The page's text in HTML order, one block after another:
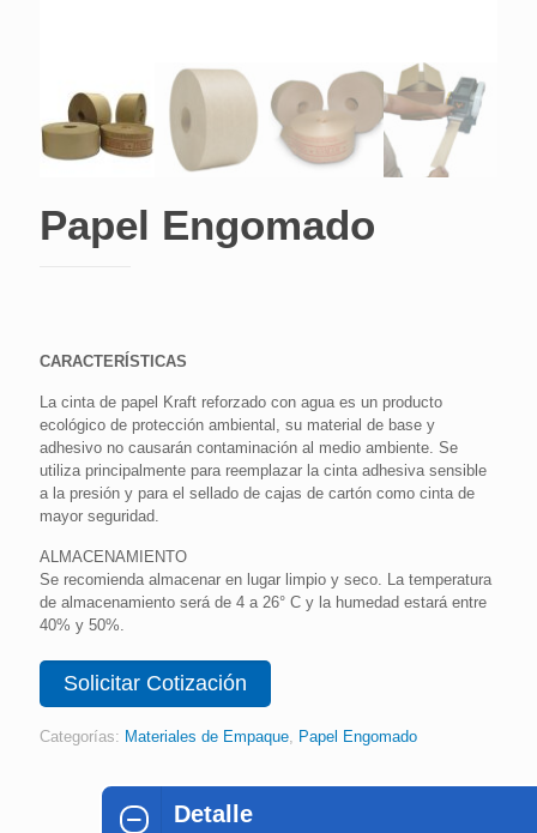
Papel Engomado
CARACTERÍSTICAS
La cinta de papel Kraft reforzado con agua es un producto
ecológico de protección ambiental, su material de base y
adhesivo no causarán contaminación al medio ambiente. Se
utiliza principalmente para reemplazar la cinta adhesiva sensible
a la presión y para el sellado de cajas de cartón como cinta de
mayor seguridad.
ALMACENAMIENTO
Se recomienda almacenar en lugar limpio y seco. La temperatura
de almacenamiento será de 4 a 26° C y la humedad estará entre
40% y 50%.
Solicitar Cotización
Categorías: Materiales de Empaque Papel Engomado
Detalle